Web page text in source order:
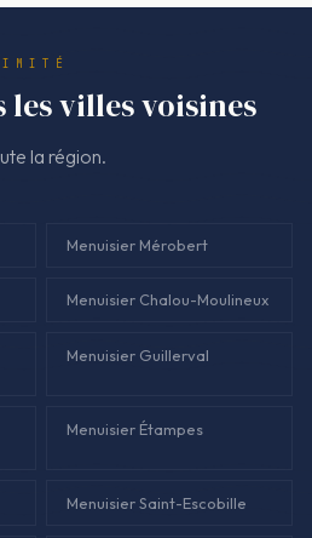
sauf demande de modification
les villes voisines
la région.
Menuisier Mérobert
Menuisier Chalou-Moulineux
Menuisier Guillerval
Menuisier Étampes
Menuisier Saint-Escobille